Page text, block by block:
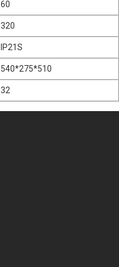
60
320
IP21S
540*275*510
32